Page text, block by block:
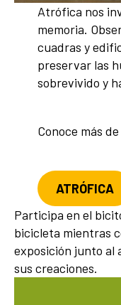
Atrófica nos
memoria.
cuadras y
preservar las
sobrevivido y
Conoce más
ATRÓFICA
Participa en el
bicicleta mientras
exposición junto al
sus creaciones.